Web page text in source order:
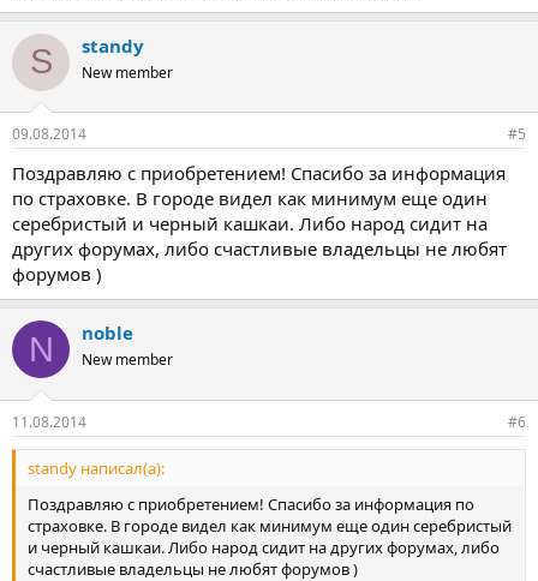
S standy
New member
09.08.2014 #5
Поздравляю с приобретением! Спасибо за информация
по страховке. В городе видел как минимум еще один
серебристый и черный кашкаи. Либо народ сидит на
других форумах, либо счастливые владельцы не любят
форумов )
N noble
New member
11.08.2014 #6
standy написал(а):
Поздравляю с приобретением! Спасибо за информация по
страховке. В городе видел как минимум еще один серебристый
и черный кашкаи. Либо народ сидит на других форумах, либо
счастливые владельцы не любят форумов )